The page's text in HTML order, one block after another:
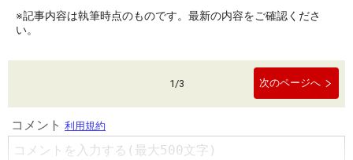
※記事内容は執筆時点のものです。最新の内容をご確認くださ
い。
1/3 次のページへ